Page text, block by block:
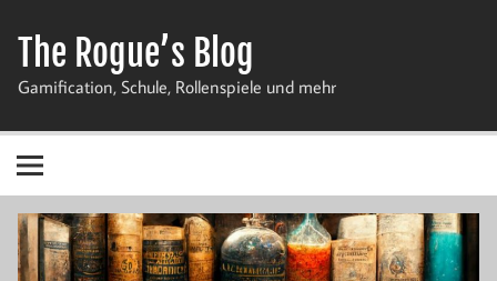
springen
The Rogue’s Blog
Gamification, Schule, Rollenspiele und mehr